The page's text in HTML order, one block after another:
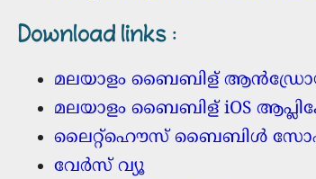
Download links :
മലയാളം ബൈബിള്
മലയാളം ബൈബിള് iOS
ലൈറ്റ്ഹൌസ് ബൈബിള്‍
വേര്‍സ് വ്യൂ